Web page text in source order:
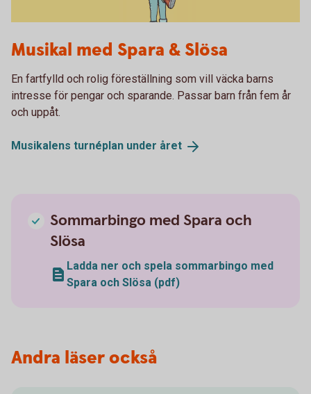
Musikal med Spara & Slösa
En fartfylld och rolig föreställning som vill väcka barns
intresse för pengar och sparande. Passar barn från fem år
och uppåt.
Musikalens turnéplan under året
Sommarbingo med Spara och
Slösa
Ladda ner och spela sommarbingo med
Spara och Slösa (pdf)
Andra läser också